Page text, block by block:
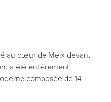
au cœur de Meix-devant-
a été entièrement
composée de 14